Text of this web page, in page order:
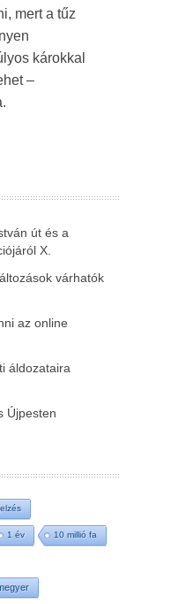
mert a tűz
károkkal
–
út és a
X.
várhatók
az online
áldozataira
Újpesten
1 év 10 millió fa